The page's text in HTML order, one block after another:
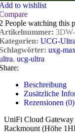
to wishlist
People watching this
UCG-Ultra
uxg-
, ucg-ultra
Beschreibung
Zusätzliche
Rezensionen (0)
UniFi Cloud
Rackmount (Höhe